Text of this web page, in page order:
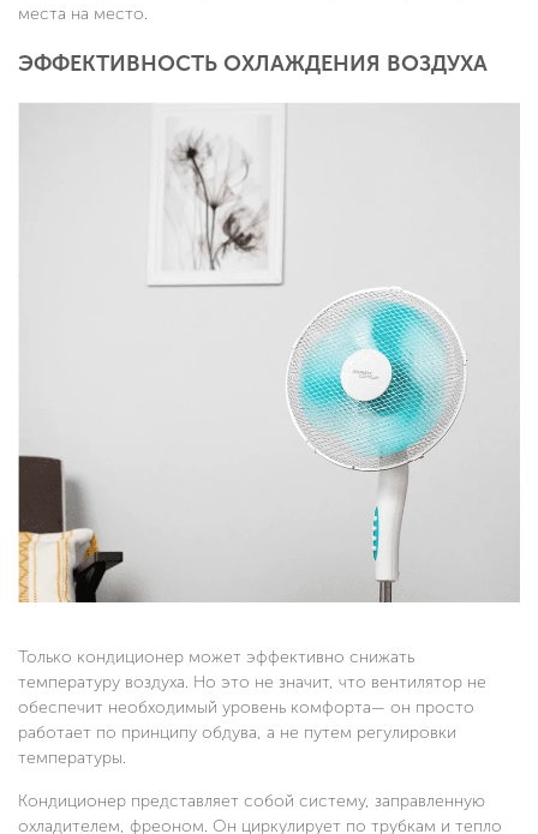
места на место.
ЭФФЕКТИВНОСТЬ ОХЛАЖДЕНИЯ ВОЗДУХА
Только кондиционер может эффективно снижать
температуру воздуха. Но это не значит, что вентилятор не
обеспечит необходимый уровень комфорта— он просто
работает по принципу обдува, а не путем регулировки
температуры.
Кондиционер представляет собой систему, заправленную
охладителем, фреоном. Он циркулирует по трубкам и тепло